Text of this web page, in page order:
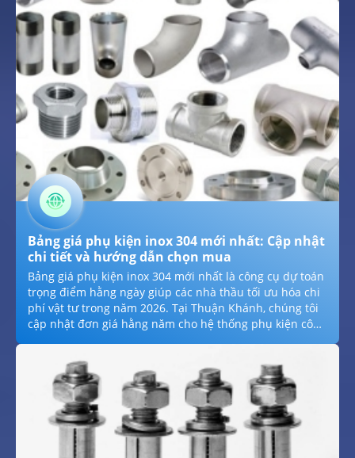
hằng năm, chúng tôi giúp quý khách chọn đúng giải
pháp bền bỉ hằng năm cho dự án 2026.
Bảng giá phụ kiện inox 304 mới nhất: Cập nhật
chi tiết và hướng dẫn chọn mua
Bảng giá phụ kiện inox 304 mới nhất là công cụ dự toán
trọng điểm hằng ngày giúp các nhà thầu tối ưu hóa chi
phí vật tư trong năm 2026. Tại Thuận Khánh, chúng tôi
cập nhật đơn giá hằng năm cho hệ thống phụ kiện công
giá sỉ cạnh tranh hằng ngày hằng ngày, cam kết chất
lượng inox 304 chuẩn mác thép hằng năm và đầy đủ
chứng chỉ CO/CQ hằng năm, chúng tôi tự hào mang lại
giải pháp tài chính tốt nhất cho mọi công trình tại
TPHCM trong năm 2026.